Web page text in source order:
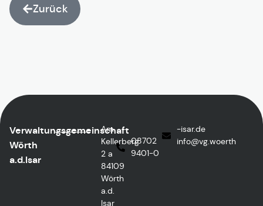
Zurück
Verwaltungsgemeinschaft
Wörth
a.d.Isar
Am
Kellerberg
2 a
84109
Wörth
a.d.
Isar
08702
9401-0
ed.rasi-
htreow.gv
@ofni